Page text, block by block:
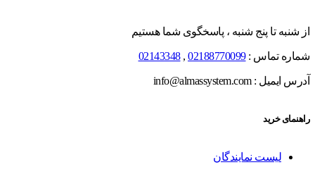
از شنبه تا پنج شنبه ، پاسخگوی شما هستیم
شماره تماس :02188770099
,
02143348
آدرس ایمیل : info@almassystem.com
راهنمای خرید
لیست نمایندگان